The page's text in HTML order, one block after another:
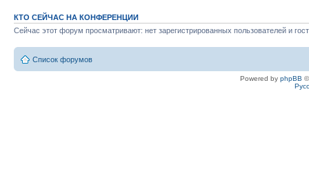
КТО СЕЙЧАС НА КОНФЕРЕНЦИИ
Сейчас этот форум просматривают: нет зарегистрированных пользователей и
Список форумов
Powered by phpBB